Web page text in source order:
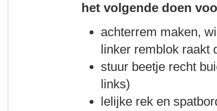
het volgende doen
achterrem maken,
linker remblok raakt
stuur beetje recht
links)
lelijke rek en